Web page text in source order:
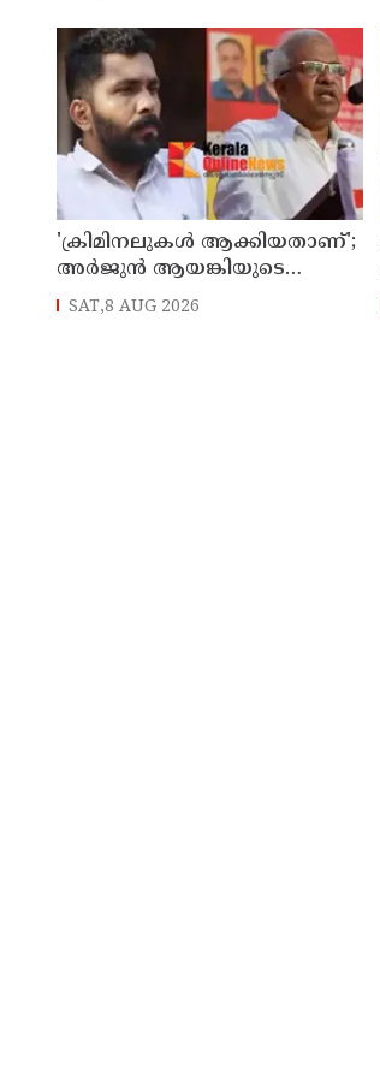
'ക്രിമിനലുകള്‍ ആക്കിയതാണ്';
അർജുൻ ആയങ്കിയുടെ
വെല്ലുവിളിയിൽ പി ജയരാജനെ
വിമർശിച്ച് മനുതോമസ്
SAT,8 AUG 2026